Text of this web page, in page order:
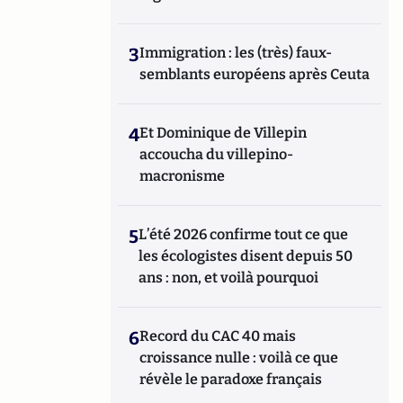
3Immigration : les (très) faux-
semblants européens après Ceuta
4Et Dominique de Villepin
accoucha du villepino-
macronisme
5L’été 2026 confirme tout ce que
les écologistes disent depuis 50
ans : non, et voilà pourquoi
6Record du CAC 40 mais
croissance nulle : voilà ce que
révèle le paradoxe français